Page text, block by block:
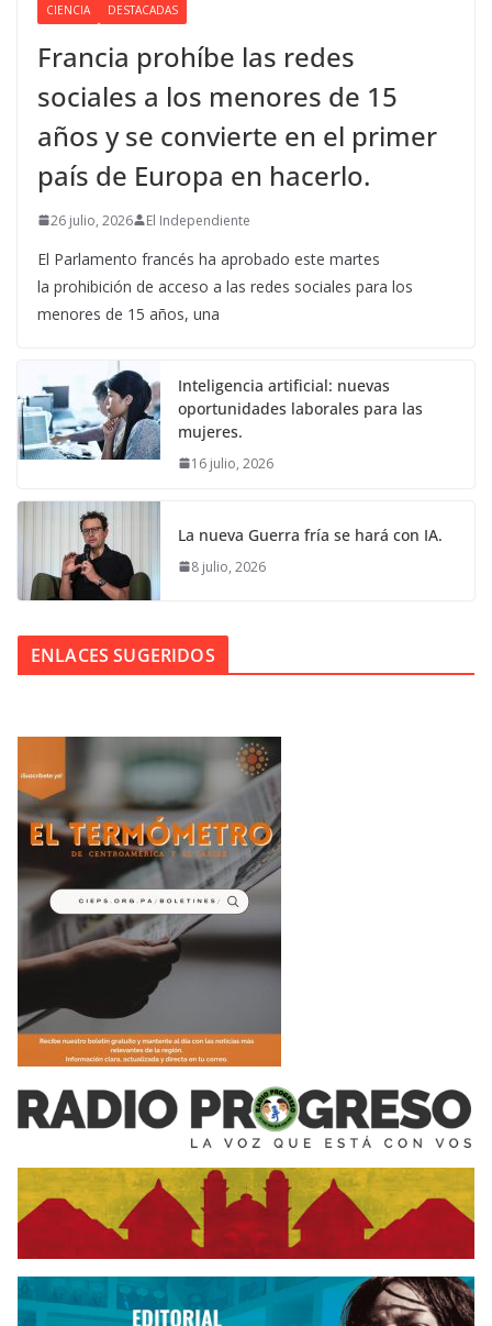
CIENCIA DESTACADAS
Francia prohíbe las redes
sociales a los menores de 15
años y se convierte en el primer
país de Europa en hacerlo.
26 julio, 2026 El Independiente
El Parlamento francés ha aprobado este martes
la prohibición de acceso a las redes sociales para los
menores de 15 años, una
Inteligencia artificial: nuevas
oportunidades laborales para las
mujeres.
16 julio, 2026
La nueva Guerra fría se hará con IA.
8 julio, 2026
ENLACES SUGERIDOS